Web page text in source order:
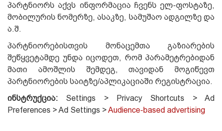
პარტნიორს აქვს ინფორმაცია ჩვენს ელ-ფოსტაზე,
მობილურის ნომერზე, ასაკზე, სამუშაო ადგილზე და
ა.შ.
პარტნიორებისთვის მონაცემთა გაზიარების
შეწყვეტამდე უნდა იცოდეთ, რომ პარამეტრებიდან
მათი ამოშლის შემდეგ, თავიდან მოგიწევთ
პარტნიორების საიტზე/აპლიკაციაში რეგისტრაცია.
ინსტრუქცია: Settings > Privacy Shortcuts > Ad
Preferences > Ad Settings >Audience-based advertising